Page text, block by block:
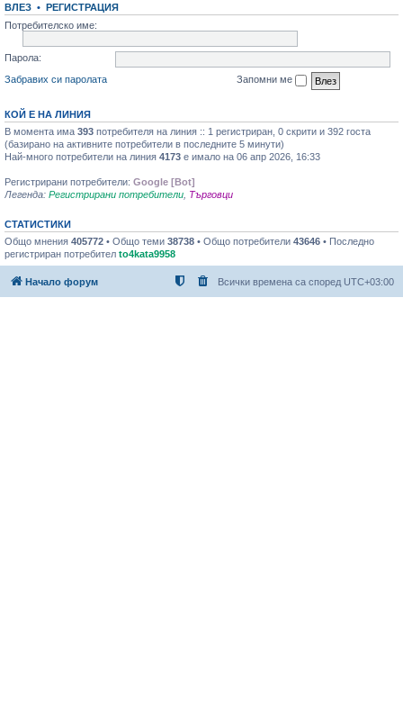
ВЛЕЗ • РЕГИСТРАЦИЯ
Потребителско име:
Парола:
Забравих си паролата
Запомни ме
КОЙ Е НА ЛИНИЯ
В момента има 393 потребителя на линия :: 1 регистриран, 0 скрити и 392 госта
(базирано на активните потребители в последните 5 минути)
Най-много потребители на линия 4173 е имало на 06 апр 2026, 16:33
Регистрирани потребители: Google [Bot]
Легенда: Регистрирани потребители Търговци
СТАТИСТИКИ
Общо мнения 405772 • Общо теми 38738 • Общо потребители 43646 • Последно
регистриран потребител to4kata9958
Начало форум Всички времена са според UTC+03:00